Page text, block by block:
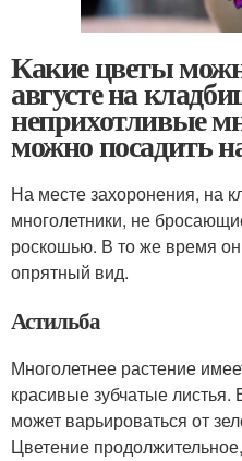
Какие цветы
августе на
неприхотливые
можно посадить
На месте захоронения, на
многолетники, не
роскошью. В то же время
опрятный вид.
Астильба
Многолетнее растение
красивые зубчатые листья.
может варьироваться от
Цветение